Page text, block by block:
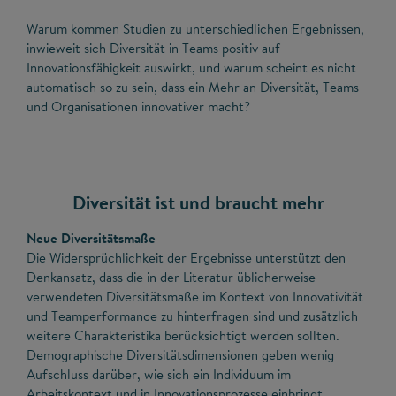
Warum kommen Studien zu unterschiedlichen Ergebnissen,
inwieweit sich Diversität in Teams positiv auf
Innovationsfähigkeit auswirkt, und warum scheint es nicht
automatisch so zu sein, dass ein Mehr an Diversität, Teams
und Organisationen innovativer macht?
Diversität ist und braucht mehr
Neue Diversitätsmaße
Die Widersprüchlichkeit der Ergebnisse unterstützt den
Denkansatz, dass die in der Literatur üblicherweise
verwendeten Diversitätsmaße im Kontext von Innovativität
und Teamperformance zu hinterfragen sind und zusätzlich
weitere Charakteristika berücksichtigt werden sollten.
Demographische Diversitätsdimensionen geben wenig
Aufschluss darüber, wie sich ein Individuum im